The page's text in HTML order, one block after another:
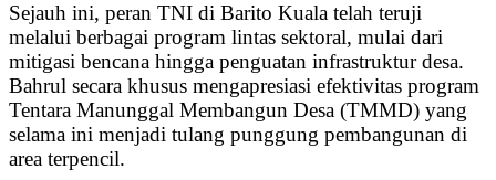
Sejauh ini, peran TNI di Barito Kuala telah teruji
melalui berbagai program lintas sektoral, mulai dari
mitigasi bencana hingga penguatan infrastruktur desa.
Bahrul secara khusus mengapresiasi efektivitas program
Tentara Manunggal Membangun Desa (TMMD) yang
selama ini menjadi tulang punggung pembangunan di
area terpencil.